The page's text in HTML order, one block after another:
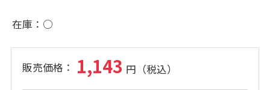
在庫 ○
1,143